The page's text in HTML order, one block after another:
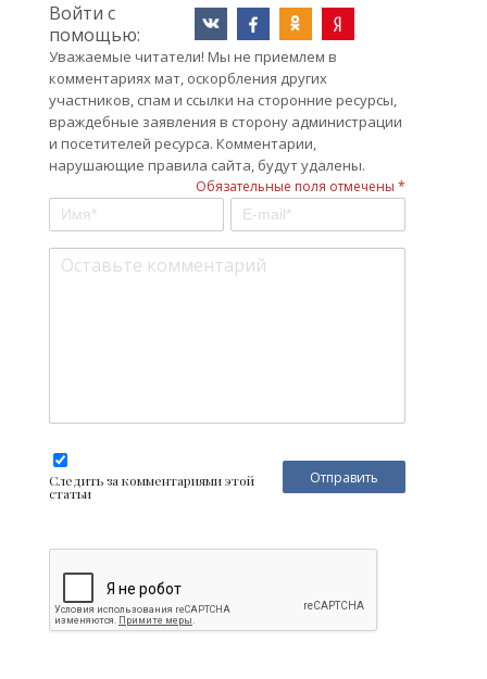
Войти с
помощью:
Уважаемые читатели! Мы не приемлем в
комментариях мат, оскорбления других
участников, спам и ссылки на сторонние ресурсы,
враждебные заявления в сторону администрации
и посетителей ресурса. Комментарии,
нарушающие правила сайта, будут удалены.
Обязательные поля отмечены *
Следить за комментариями этой
статьи